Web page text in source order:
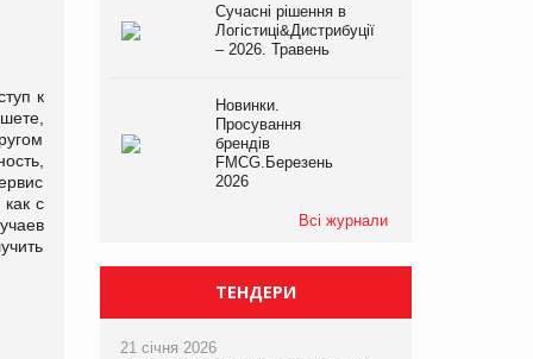
к
с
Сучасні рішення в
Логістиці&Дистрибуції
– 2026. Травень
Новинки.
Просування
брендів
FMCG.Березень
2026
Всі журнали
ТЕНДЕРИ
21 січня 2026